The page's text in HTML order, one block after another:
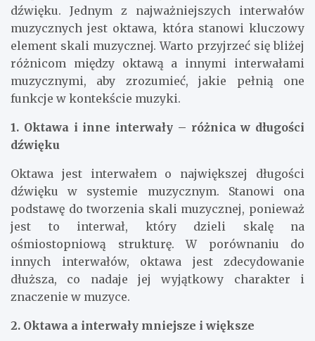
dźwięku. Jednym z najważniejszych interwałów
muzycznych jest oktawa, która stanowi kluczowy
element skali muzycznej. Warto przyjrzeć się bliżej
różnicom między oktawą a innymi interwałami
muzycznymi, aby zrozumieć, jakie pełnią one
funkcje w kontekście muzyki.
1. Oktawa i inne interwały – różnica w długości
dźwięku
Oktawa jest interwałem o największej długości
dźwięku w systemie muzycznym. Stanowi ona
podstawę do tworzenia skali muzycznej, ponieważ
jest to interwał, który dzieli skalę na
ośmiostopniową strukturę. W porównaniu do
innych interwałów, oktawa jest zdecydowanie
dłuższa, co nadaje jej wyjątkowy charakter i
znaczenie w muzyce.
2. Oktawa a interwały mniejsze i większe